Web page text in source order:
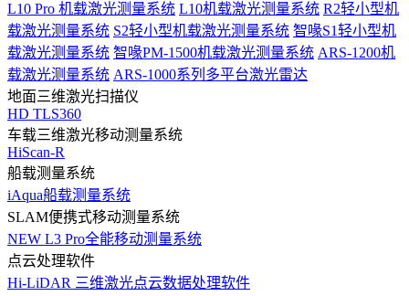
L10 Pro 机载激光测量系统 L10机载激光测量系统 R2轻小型机
载激光测量系统 S2轻小型机载激光测量系统 智喙S1轻小型机
载激光测量系统 智喙PM-1500机载激光测量系统 ARS-1200机
载激光测量系统 ARS-1000系列多平台激光雷达
地面三维激光扫描仪
HD TLS360
车载三维激光移动测量系统
HiScan-R
船载测量系统
iAqua船载测量系统
SLAM便携式移动测量系统
NEW L3 Pro全能移动测量系统
点云处理软件
Hi-LiDAR 三维激光点云数据处理软件